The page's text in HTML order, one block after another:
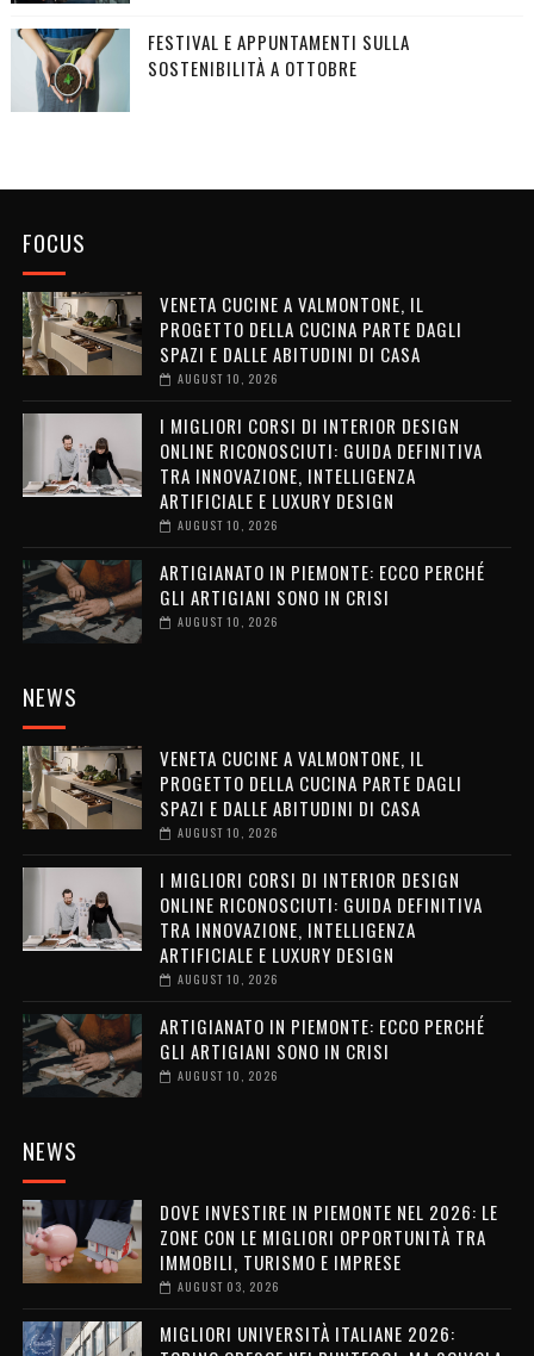
FESTIVAL E APPUNTAMENTI SULLA
SOSTENIBILITÀ A OTTOBRE
FOCUS
VENETA CUCINE A VALMONTONE, IL
PROGETTO DELLA CUCINA PARTE DAGLI
SPAZI E DALLE ABITUDINI DI CASA
AUGUST 10, 2026
I MIGLIORI CORSI DI INTERIOR DESIGN
ONLINE RICONOSCIUTI: GUIDA DEFINITIVA
TRA INNOVAZIONE, INTELLIGENZA
ARTIFICIALE E LUXURY DESIGN
AUGUST 10, 2026
ARTIGIANATO IN PIEMONTE: ECCO PERCHÉ
GLI ARTIGIANI SONO IN CRISI
AUGUST 10, 2026
NEWS
VENETA CUCINE A VALMONTONE, IL
PROGETTO DELLA CUCINA PARTE DAGLI
SPAZI E DALLE ABITUDINI DI CASA
AUGUST 10, 2026
I MIGLIORI CORSI DI INTERIOR DESIGN
ONLINE RICONOSCIUTI: GUIDA DEFINITIVA
TRA INNOVAZIONE, INTELLIGENZA
ARTIFICIALE E LUXURY DESIGN
AUGUST 10, 2026
ARTIGIANATO IN PIEMONTE: ECCO PERCHÉ
GLI ARTIGIANI SONO IN CRISI
AUGUST 10, 2026
NEWS
DOVE INVESTIRE IN PIEMONTE NEL 2026: LE
ZONE CON LE MIGLIORI OPPORTUNITÀ TRA
IMMOBILI, TURISMO E IMPRESE
AUGUST 03, 2026
MIGLIORI UNIVERSITÀ ITALIANE 2026: